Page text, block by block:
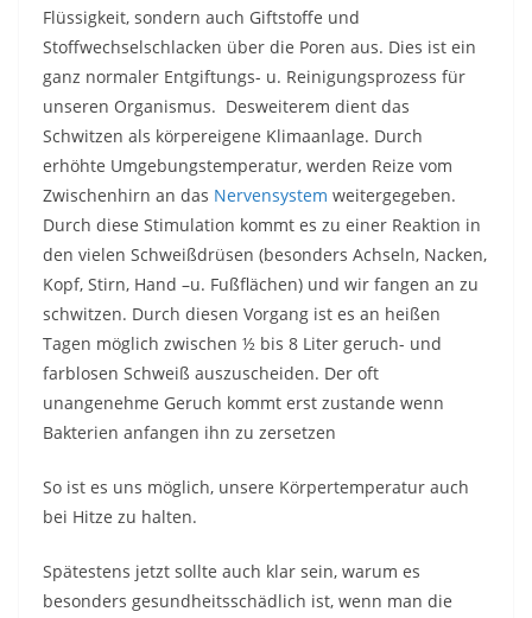
Flüssigkeit, sondern auch Giftstoffe und
Stoffwechselschlacken über die Poren aus. Dies ist ein
ganz normaler Entgiftungs- u. Reinigungsprozess für
unseren Organismus. Desweiterem dient das
Schwitzen als körpereigene Klimaanlage. Durch
erhöhte Umgebungstemperatur, werden Reize vom
Zwischenhirn an das Nervensystem weitergegeben.
Durch diese Stimulation kommt es zu einer Reaktion in
den vielen Schweißdrüsen (besonders Achseln, Nacken,
Kopf, Stirn, Hand –u. Fußflächen) und wir fangen an zu
schwitzen. Durch diesen Vorgang ist es an heißen
Tagen möglich zwischen ½ bis 8 Liter geruch- und
farblosen Schweiß auszuscheiden. Der oft
unangenehme Geruch kommt erst zustande wenn
Bakterien anfangen ihn zu zersetzen
So ist es uns möglich, unsere Körpertemperatur auch
bei Hitze zu halten.
Spätestens jetzt sollte auch klar sein, warum es
besonders gesundheitsschädlich ist, wenn man die